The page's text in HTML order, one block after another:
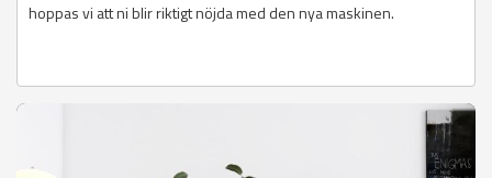
hoppas vi att ni blir riktigt nöjda med den nya maskinen.